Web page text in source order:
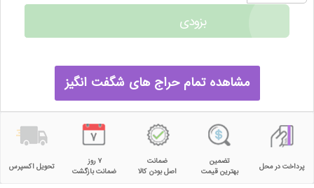
بزودی
مشاهده تمام حراج های شگفت انگیز
پرداخت در محل
تضمین
بهترین قیمت
ضمانت
اصل بودن کالا
۷ روز
ضمانت بازگشت
تحویل اکسپرس